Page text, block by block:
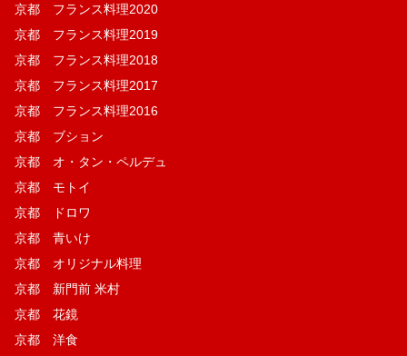
京都 フランス料理2020
京都 フランス料理2019
京都 フランス料理2018
京都 フランス料理2017
京都 フランス料理2016
京都 ブション
京都 オ・タン・ペルデュ
京都 モトイ
京都 ドロワ
京都 青いけ
京都 オリジナル料理
京都 新門前 米村
京都 花鏡
京都 洋食